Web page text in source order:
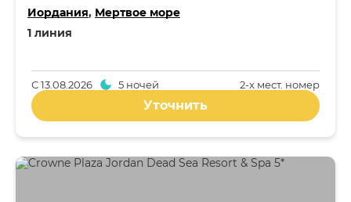
Иордания, Мертвое море
1 линия
2-x мест. номер
С13.08.2026 5 ночей
Уточнить